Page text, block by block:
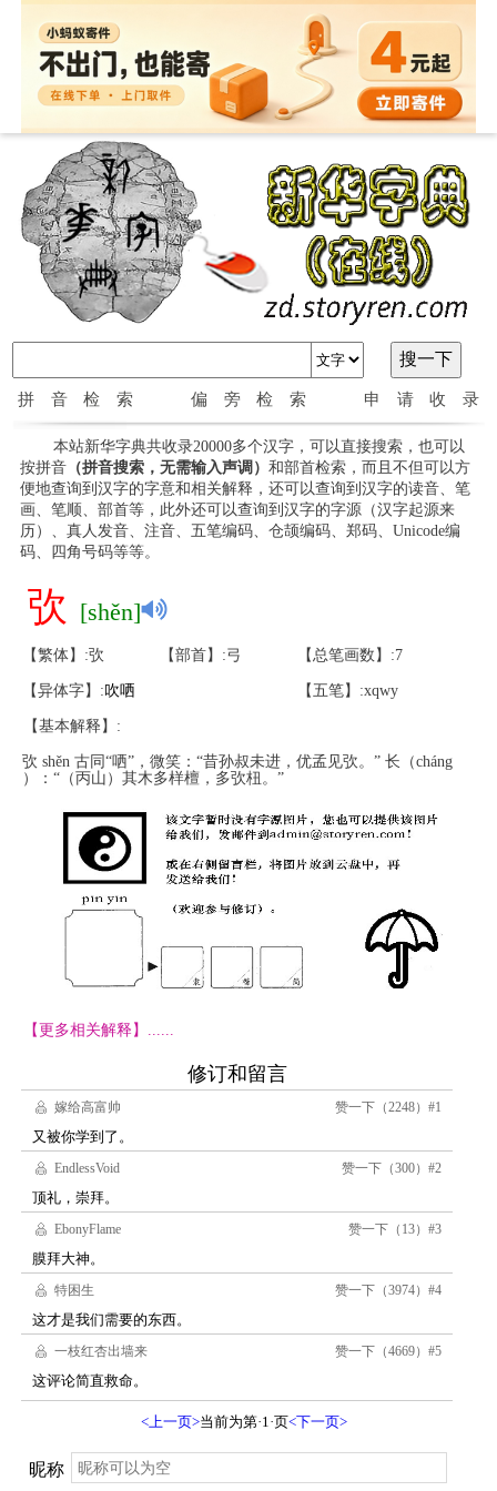
拼音检索 偏旁检索 申请收录
本站新华字典共收录20000多个汉字，可以直接搜索，也可以
按拼音（拼音搜索，无需输入声调） 和部首检索，而且不但可以方
便地查询到汉字的字意和相关解释，还可以查询到汉字的读音、笔
画、笔顺、部首等，此外还可以查询到汉字的字源（汉字起源来
历）、真人发音、注音、五笔编码、仓颉编码、郑码、Unicode编
码、四角号码等等。
弞 [shěn]
【繁体】:弞 【部首】:弓 【总笔画数】:7
【异体字】:吹哂 【五笔】:xqwy
【基本解释】:
弞 shěn 古同“哂”，微笑：“昔孙叔未进，优孟见弞。” 长（cháng
）：“（丙山）其木多样檀，多弞杻。”
【更多相关解释】......